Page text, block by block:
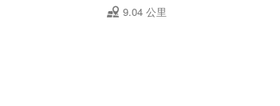
9.04 公里